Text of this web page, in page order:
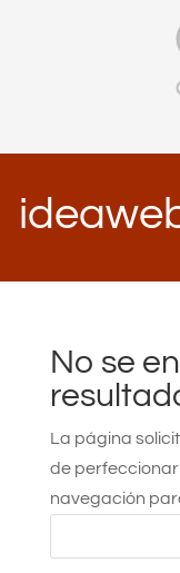
No se
La página
de perfeccionar
navegación